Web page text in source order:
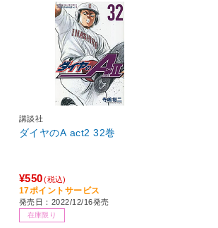
講談社
ダイヤのA act2 32巻
¥550 (税込)
17ポイントサービス
発売日：2022/12/16発売
在庫限り